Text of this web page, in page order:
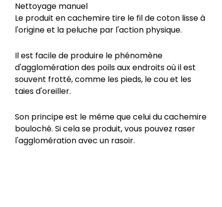
Nettoyage manuel
Le produit en cachemire tire le fil de coton lisse à
l'origine et la peluche par l'action physique.
Il est facile de produire le phénomène
d'agglomération des poils aux endroits où il est
souvent frotté, comme les pieds, le cou et les
taies d'oreiller.
Son principe est le même que celui du cachemire
bouloché. Si cela se produit, vous pouvez raser
l'agglomération avec un rasoir.